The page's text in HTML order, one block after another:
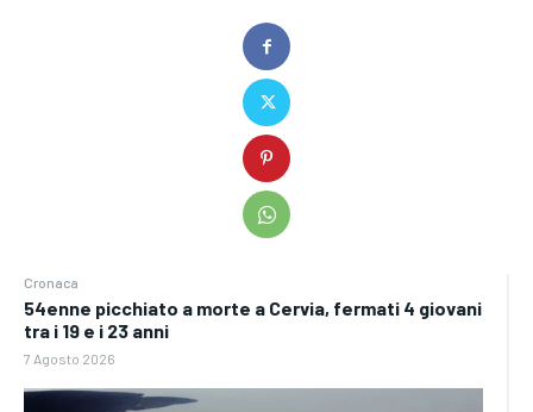
Cronaca
54enne picchiato a morte a Cervia, fermati 4 giovani
tra i 19 e i 23 anni
7 Agosto 2026